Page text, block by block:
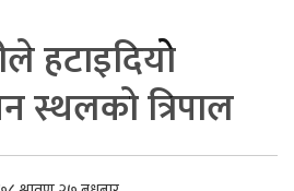
हटाइदियोे
त्रिपाल